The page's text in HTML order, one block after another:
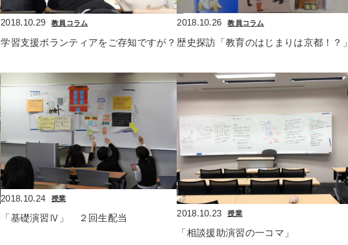
2018.10.29 教員コラム
学習支援ボランティアをご存知ですが？
2018.10.26 教員コラム
歴史探訪「教育のはじまりは京都！？」
2018.10.24 授業
「基礎演習Ⅳ」　２回生配当
2018.10.23 授業
「相談援助演習の一コマ」